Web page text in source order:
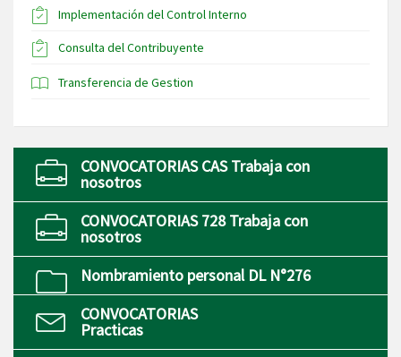
Implementación del Control Interno
Consulta del Contribuyente
Transferencia de Gestion
CONVOCATORIAS CAS Trabaja con
nosotros
CONVOCATORIAS 728 Trabaja con
nosotros
Nombramiento personal DL N°276
CONVOCATORIAS
Practicas